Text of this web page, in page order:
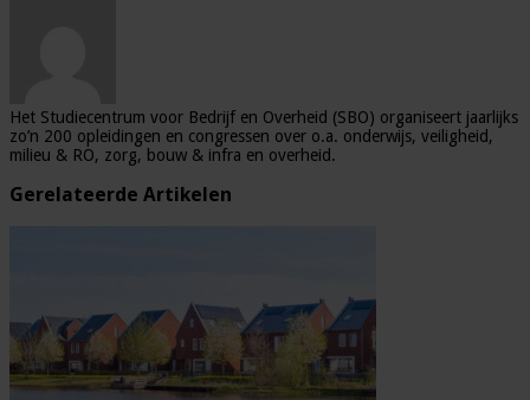
Het Studiecentrum voor Bedrijf en Overheid (SBO) organiseert jaarlijks
zo’n 200 opleidingen en congressen over o.a. onderwijs, veiligheid,
milieu & RO, zorg, bouw & infra en overheid.
Gerelateerde Artikelen